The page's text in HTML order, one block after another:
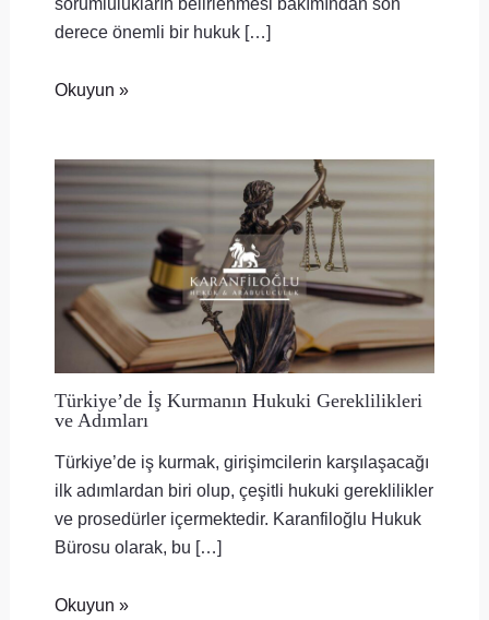
derece önemli bir hukuk […]
Okuyun »
Türkiye’de İş Kurmanın Hukuki Gereklilikleri
ve Adımları
Türkiye’de iş kurmak, girişimcilerin karşılaşacağı
ilk adımlardan biri olup, çeşitli hukuki gereklilikler
ve prosedürler içermektedir. Karanfiloğlu Hukuk
Bürosu olarak, bu […]
Okuyun »